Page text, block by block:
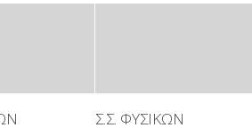
Σ.Σ. ΦΥΣΙΚΩΝ